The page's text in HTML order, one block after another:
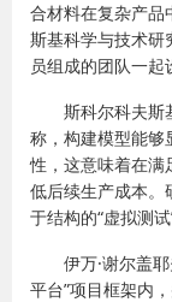
合材料在复杂产品
斯基科学与技术研
员组成的团队一起
斯科尔科夫斯
称，构建模型能够
性，这意味着在满
低后续生产成本。
于结构的“虚拟测
伊万·谢尔盖
平台”项目框架内